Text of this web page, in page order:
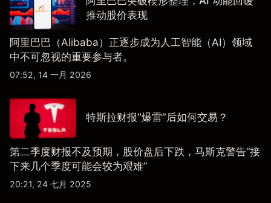
推动股价表现
阿里巴巴（Alibaba）正逐步成为人工智能（AI）领域
中不可忽视的重要参与者。
07:52, 14 一月 2026
特斯拉财报“爆雷”后如何交易？
第二季度财报不及预期，股价盘后下跌，马斯克警告“接
下来几个季度可能会较为艰难”
20:21, 24 七月 2025